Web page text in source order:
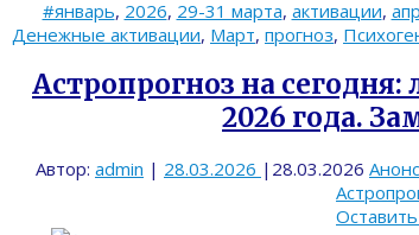
#январь, 2026, 29-31 марта, активации,
Денежные активации, Март, прогноз,
Астропрогноз на сегодня:
2026 года.
Автор: admin | 28.03.2026 | 28.03.2026